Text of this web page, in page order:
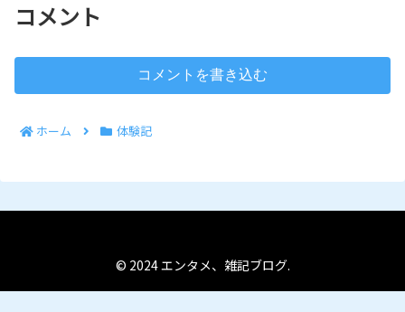
コメント
コメントを書き込む
ホーム 体験記
© 2024 エンタメ、雑記ブログ.